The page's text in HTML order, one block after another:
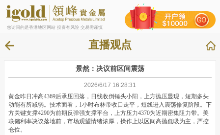
您访问的是香港地区网站 投资有风险 交易需谨慎
直播观点
景然：决议前区间震荡
2026/6/17 16:28:31
黄金昨日冲高4369后承压回落，日线收倒锤头小阳，上方抛压显现，短期多头
动能有所减弱。技术面看，1小时布林带收口走平，短线进入震荡修复阶段。下
方关键支撑4290为前期反弹强支撑平台，上方压力4370为近期密集阻力带。美
联储利率决议落地前，市场观望情绪浓厚，操作上以区间高抛低吸为主，严控
仓位。